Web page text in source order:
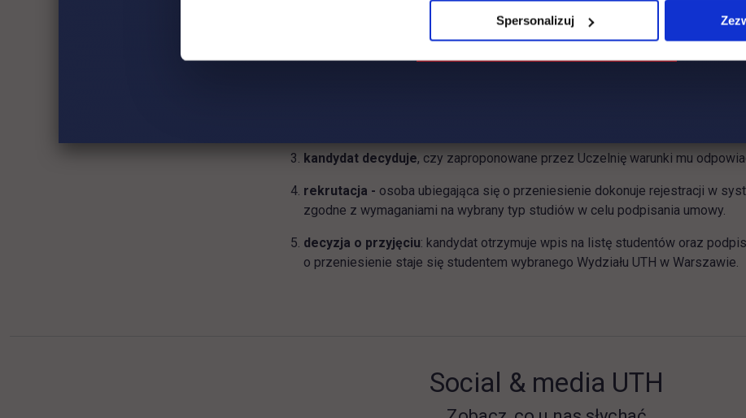
Spersonalizuj
do dziekanatu wybranego Wydziału podania z prośbą o
dziekanacie uczelni macierzystej. Karta przebiegu studiów powinna
: na podstawie złożonej przez kandydata
kandydat decyduje, czy zaproponowane przez Uczelnię warunki mu
rekrutacja - osoba ubiegająca się o przeniesienie dokonuje rejestracji w
zgodne z wymaganiami na wybrany typ studiów w celu podpisania umowy.
decyzja o przyjęciu: kandydat otrzymuje wpis na listę studentów oraz
o przeniesienie staje się studentem wybranego Wydziału UTH w Warszawie.
Social & media UTH